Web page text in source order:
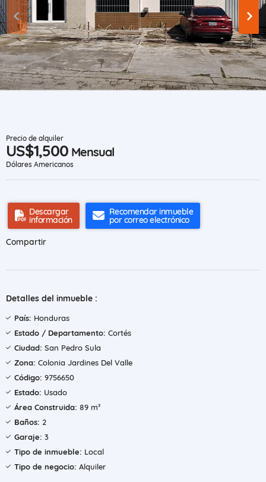
Precio de alquiler
US$1,500 Mensual
Dólares Americanos
Descargar
información
Recomendar inmueble
por correo electrónico
Compartir
Detalles del inmueble :
País: Honduras
Estado / Departamento: Cortés
Ciudad: San Pedro Sula
Zona: Colonia Jardines Del Valle
Código: 9756650
Estado: Usado
Área Construida: 89 m²
Baños: 2
Garaje: 3
Tipo de inmueble: Local
Tipo de negocio: Alquiler